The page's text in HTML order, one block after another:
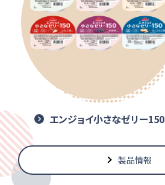
エンジョイ小さなゼリー150
製品情報